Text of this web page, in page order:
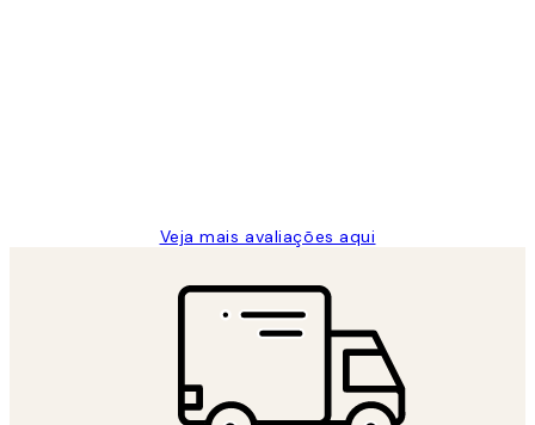
Veja mais avaliações aqui